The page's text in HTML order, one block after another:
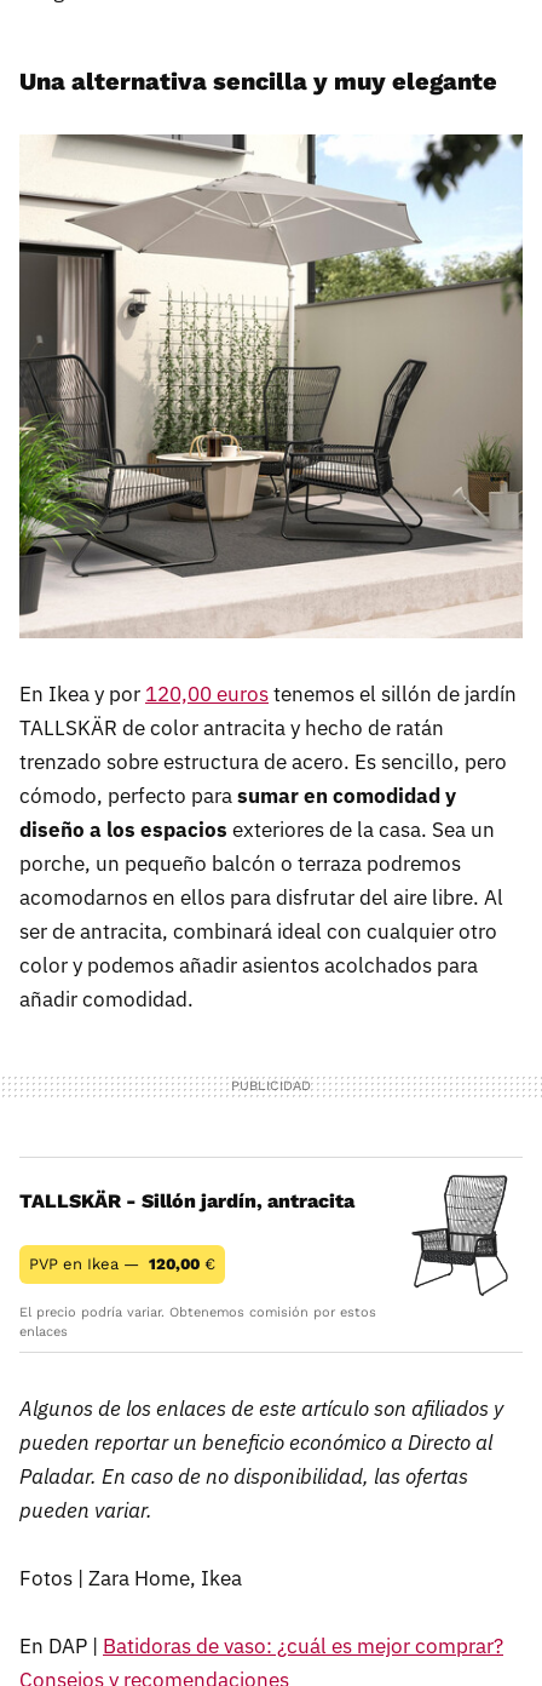
Una alternativa sencilla y muy elegante
En Ikea y por 120,00 eurostenemos el sillón de jardín
TALLSKÄR de color antracita y hecho de ratán
trenzado sobre estructura de acero. Es sencillo, pero
cómodo, perfecto parasumar en comodidad y
diseño a los espacios exteriores de la casa. Sea un
porche, un pequeño balcón o terraza podremos
acomodarnos en ellos para disfrutar del aire libre. Al
ser de antracita, combinará ideal con cualquier otro
color y podemos añadir asientos acolchados para
añadir comodidad.
TALLSKÄR - Sillón jardín, antracita
PVP en Ikea — 120,00 €
El precio podría variar. Obtenemos comisión por estos
enlaces
Algunos de los enlaces de este artículo son afiliados y
pueden reportar un beneficio económico a Directo al
Paladar. En caso de no disponibilidad, las ofertas
pueden variar.
Fotos | Zara Home, Ikea
En DAP | Batidoras de vaso: ¿cuál es mejor comprar?
Consejos y recomendaciones